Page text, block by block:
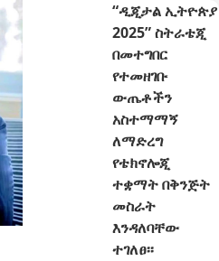
“ዲጂታል ኢትዮጵያ
2025” ስትራቴጂ
በመተግበር
የተመዘገቡ
ውጤቶችን
አስተማማኝ
ለማድረግ
የቴክኖሎጂ
ተቋማት በቅንጅት
መስራት
እንዳለባቸው
ተገለፀ፡፡